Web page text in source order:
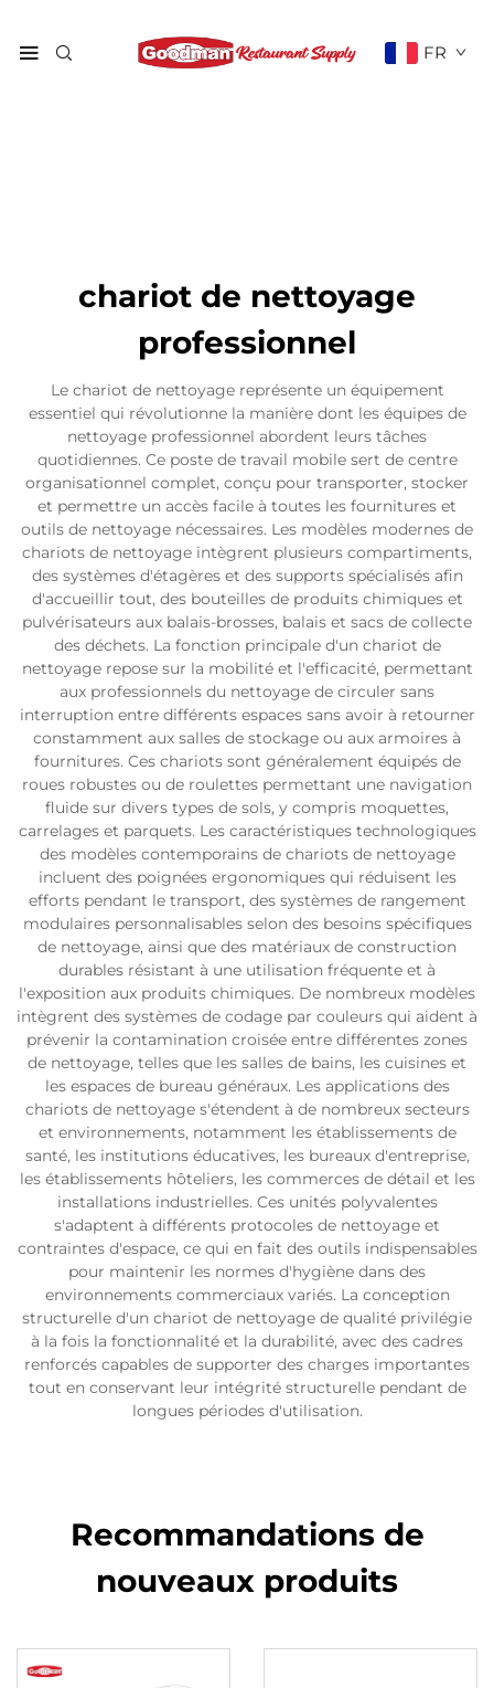
FR
chariot de nettoyage
professionnel
Le chariot de nettoyage représente un équipement
essentiel qui révolutionne la manière dont les équipes de
nettoyage professionnel abordent leurs tâches
quotidiennes. Ce poste de travail mobile sert de centre
organisationnel complet, conçu pour transporter, stocker
et permettre un accès facile à toutes les fournitures et
outils de nettoyage nécessaires. Les modèles modernes de
chariots de nettoyage intègrent plusieurs compartiments,
des systèmes d'étagères et des supports spécialisés afin
d'accueillir tout, des bouteilles de produits chimiques et
pulvérisateurs aux balais-brosses, balais et sacs de collecte
des déchets. La fonction principale d'un chariot de
nettoyage repose sur la mobilité et l'efficacité, permettant
aux professionnels du nettoyage de circuler sans
interruption entre différents espaces sans avoir à retourner
constamment aux salles de stockage ou aux armoires à
fournitures. Ces chariots sont généralement équipés de
roues robustes ou de roulettes permettant une navigation
fluide sur divers types de sols, y compris moquettes,
carrelages et parquets. Les caractéristiques technologiques
des modèles contemporains de chariots de nettoyage
incluent des poignées ergonomiques qui réduisent les
efforts pendant le transport, des systèmes de rangement
modulaires personnalisables selon des besoins spécifiques
de nettoyage, ainsi que des matériaux de construction
durables résistant à une utilisation fréquente et à
l'exposition aux produits chimiques. De nombreux modèles
intègrent des systèmes de codage par couleurs qui aident à
prévenir la contamination croisée entre différentes zones
de nettoyage, telles que les salles de bains, les cuisines et
les espaces de bureau généraux. Les applications des
chariots de nettoyage s'étendent à de nombreux secteurs
et environnements, notamment les établissements de
santé, les institutions éducatives, les bureaux d'entreprise,
les établissements hôteliers, les commerces de détail et les
installations industrielles. Ces unités polyvalentes
s'adaptent à différents protocoles de nettoyage et
contraintes d'espace, ce qui en fait des outils indispensables
pour maintenir les normes d'hygiène dans des
environnements commerciaux variés. La conception
structurelle d'un chariot de nettoyage de qualité privilégie
à la fois la fonctionnalité et la durabilité, avec des cadres
renforcés capables de supporter des charges importantes
tout en conservant leur intégrité structurelle pendant de
longues périodes d'utilisation.
Recommandations de
nouveaux produits